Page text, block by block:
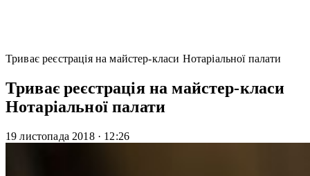
Триває реєстрація на майстер-класи Нотаріальної палати
Триває реєстрація на майстер-класи
Нотаріальної палати
19 листопада 2018 · 12:26